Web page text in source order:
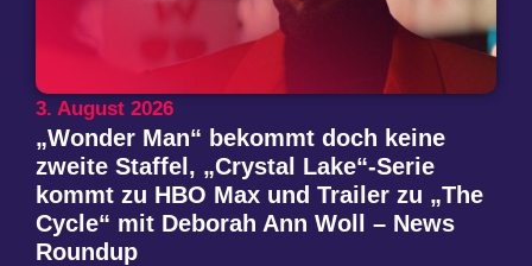
3. August 2026
„Wonder Man“ bekommt doch keine
zweite Staffel, „Crystal Lake“-Serie
kommt zu HBO Max und Trailer zu „The
Cycle“ mit Deborah Ann Woll – News
Roundup